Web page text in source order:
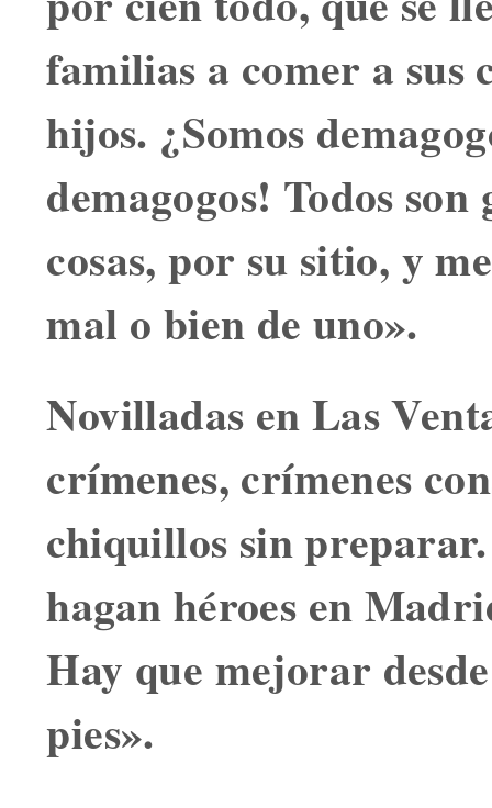
familias a comer a sus
hijos. ¿Somos
demagogos! Todos
cosas, por su sitio, y
mal o bien de uno».
Novilladas en Las
crímenes, crímenes
chiquillos sin
hagan héroes en
Hay que mejorar
pies».